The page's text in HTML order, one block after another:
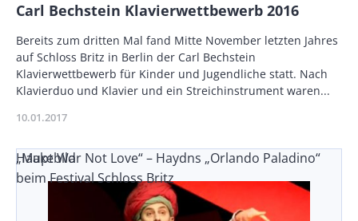
Name
Carl Bechstein Klavierwettbewerb 2016
Description
Bereits zum dritten Mal fand Mitte November letzten Jahres
auf Schloss Britz in Berlin der Carl Bechstein
Klavierwettbewerb für Kinder und Jugendliche statt. Nach
Klavierduo und Klavier und ein Streichinstrument waren...
Publikationsdatum
10.01.2017
„Make War Not Love“ – Haydns „Orlando Paladino“
beim Festival Schloss Britz
Hauptbild